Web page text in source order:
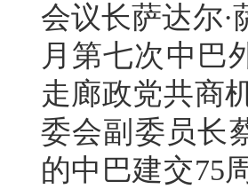
会议长萨达尔·
月第七次中巴
走廊政党共商
委会副委员长
的中巴建交75